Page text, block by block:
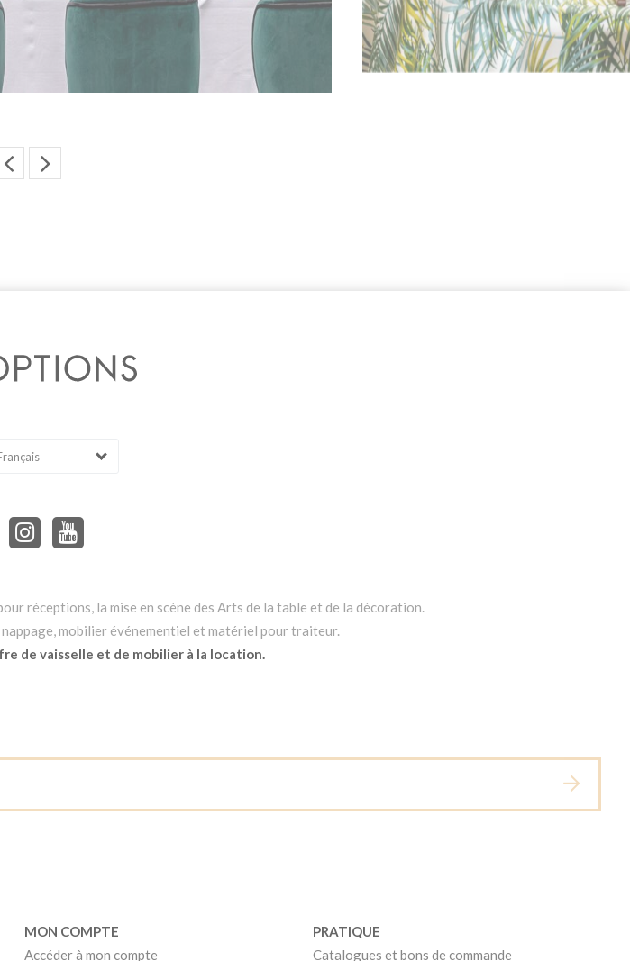
réceptions, la mise en scène des Arts de la table et de la décoration.
mobilier événementiel et matériel pour traiteur.
de vaisselle et de mobilier à la location.
MON COMPTE
Accéder à mon compte
PRATIQUE
Catalogues et bons de commande